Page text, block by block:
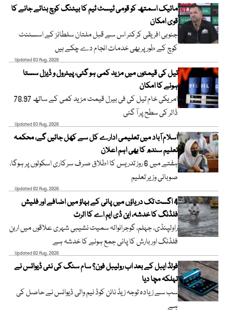
مائیک اسمتھ کو قومی ٹیسٹ ٹیم کا بیٹنگ کوچ بنائے جانے کا
قوی امکان
جنوبی افریقی کرکٹر اس سے قبل ملتان سلطانز کے اسسٹنٹ
کوچ کے طور پر بھی خدمات انجام دے چکے ہیں
Updated 03 Aug, 2026
تیل کی قیمتوں میں مزید کمی ہو گئی، پیٹرول و ڈیزل سستا
ہونے کا امکان
امریکی خام تیل کی فی بیرل قیمت مزید کمی کے ساتھ 78.97
ڈالر کی سطح پر آ گئی
Updated 03 Aug, 2026
اسلام آباد میں تعلیمی ادارے کل سے کھل جائیں گے، محکمہ
تعلیم سندھ کا بھی اہم اعلان
ہفتے میں 6 روز تدریس کا اطلاق صرف سرکاری اسکولوں پر ہوگا،
صوبائی وزیر تعلیم
Updated 02 Aug, 2026
4 اگست تک دریاؤں میں پانی کے بہاؤ میں اضافے اور فلیش
فلڈنگ کا خدشہ، این ڈی ایم اے کا الرٹ
راولپنڈی، جہلم، گوجرانوالہ سمیت نشیبی شہری علاقوں میں اربن
فلڈنگ اور بارش کا پانی جمع ہونے کا خدشہ ہے
Updated 02 Aug, 2026
فولڈ ایبل کے بعد اب رولیبل فون؟ سام سنگ کی نئی ڈیوائس نے
تہلکہ مچا دیا
سب سے زیادہ توجہ زیڈ نائن کوڈ نیم والی ڈیوائس نے حاصل کی
ہے